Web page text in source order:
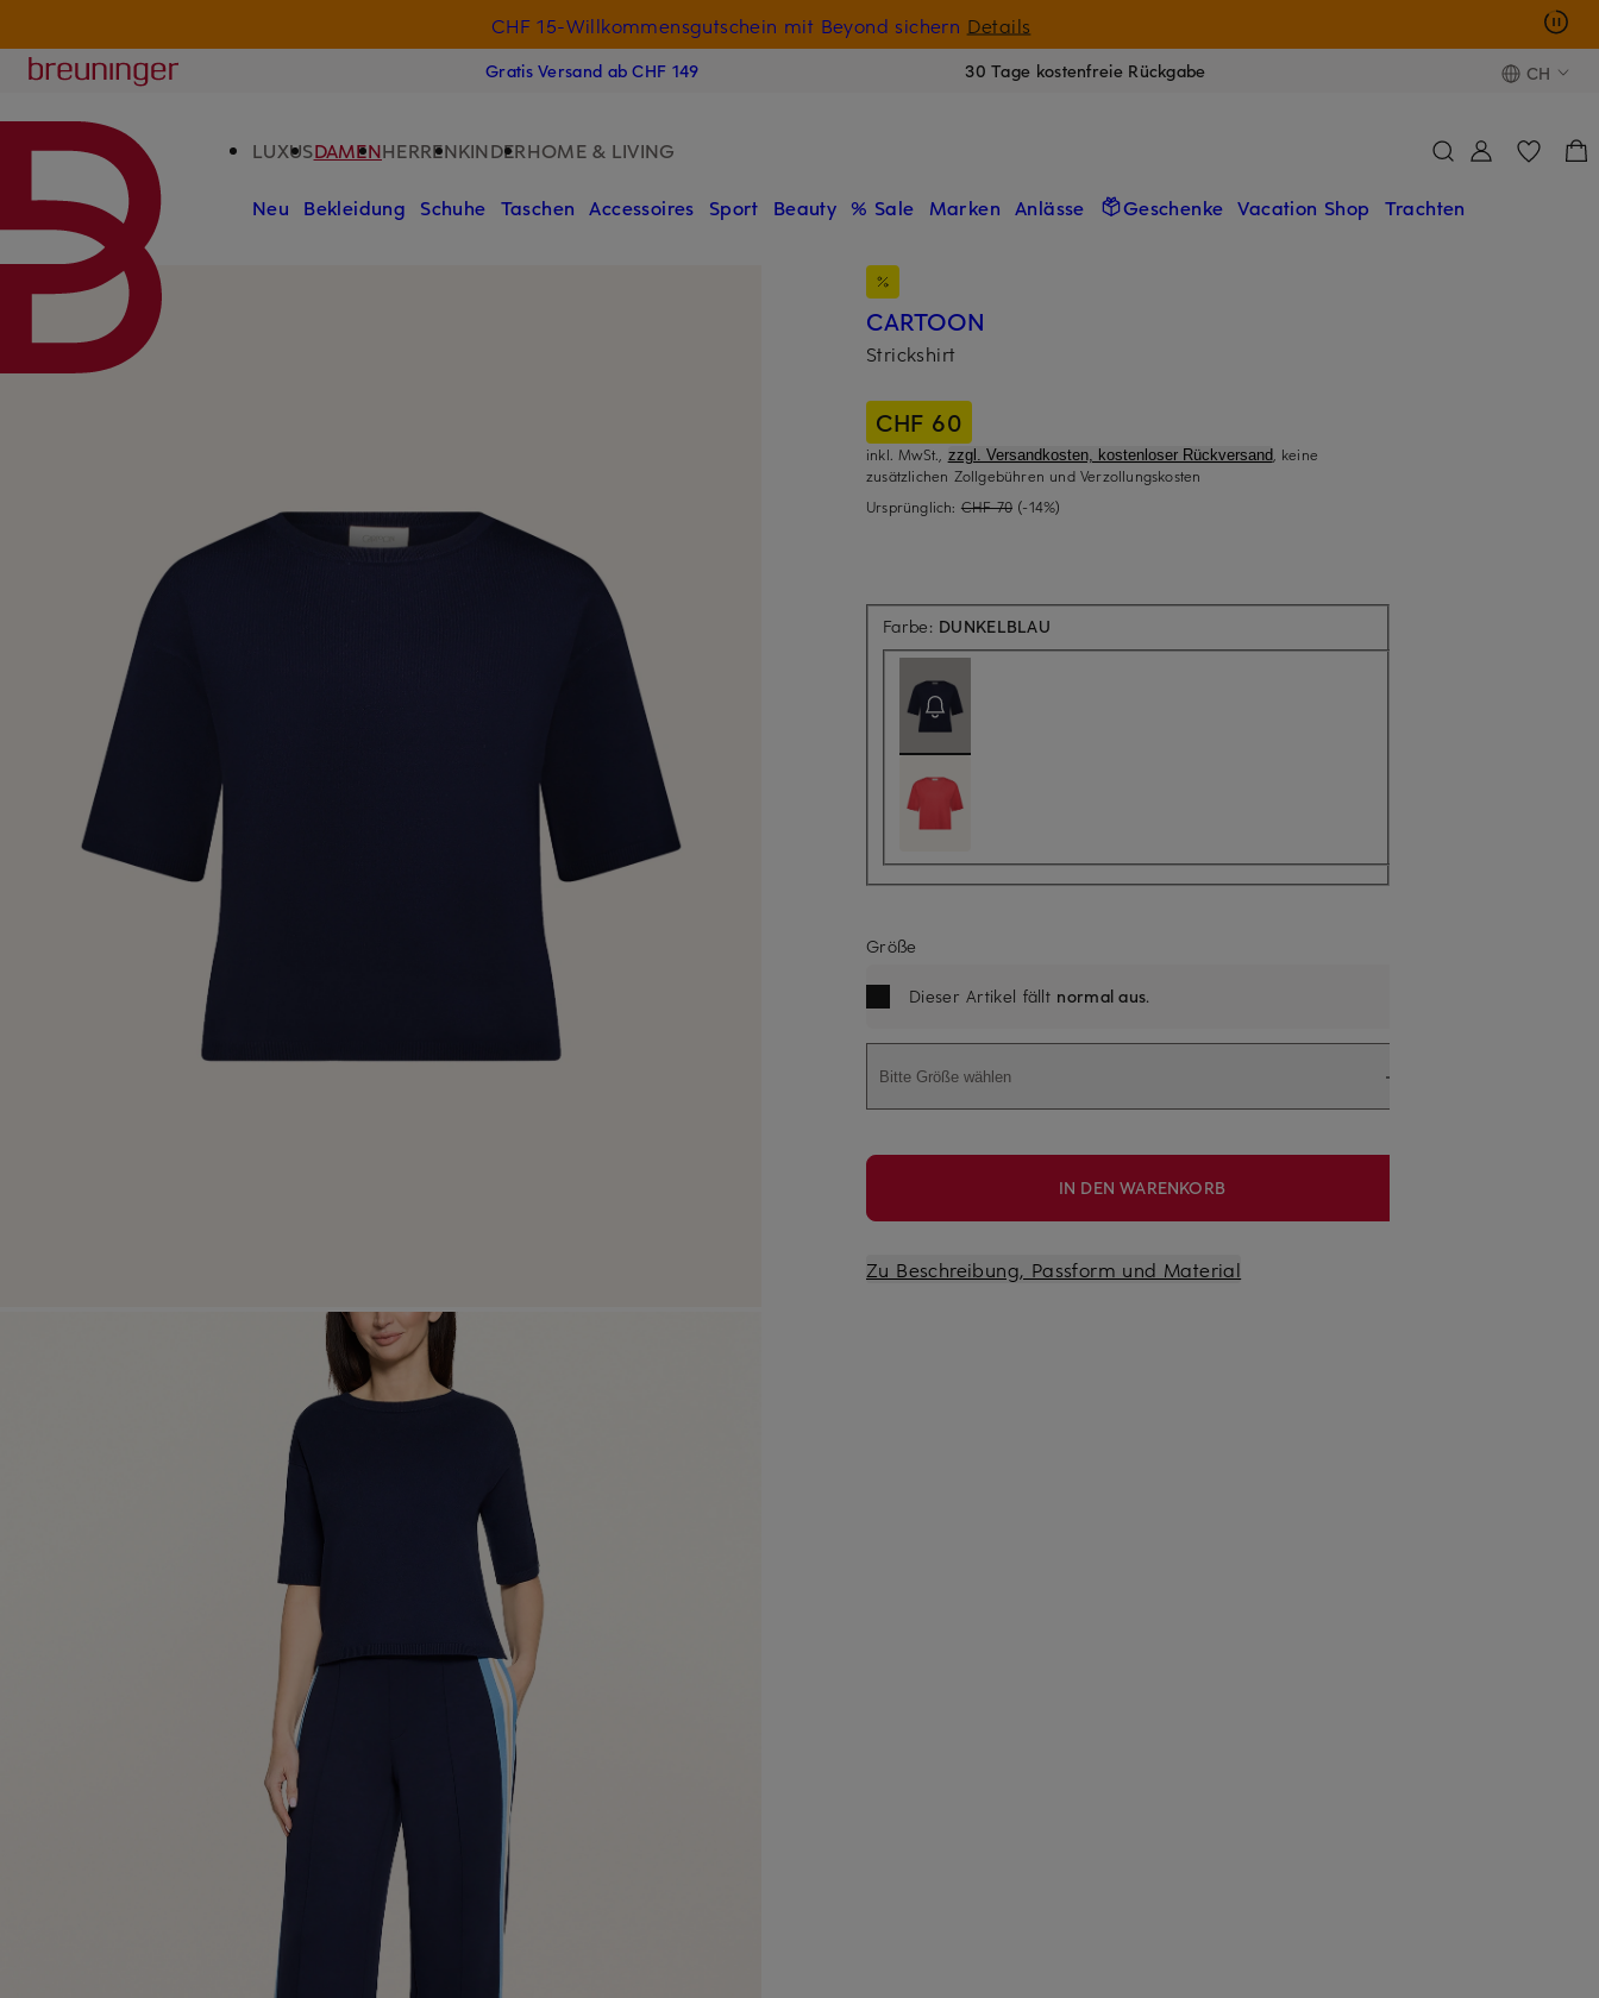
CHF 15-Willkommensgutschein mit Beyond sichern Details
Breuninger
Gratis Versand ab CHF 149 30 Tage kostenfreie Rückgabe CH
LUXUSDAMENHERRENKINDERHOME & LIVING
Neu Bekleidung Schuhe Taschen Accessoires Sport Beauty % Sale Marken Anlässe Geschenke Vacation Shop Trachten
CARTOON
Strickshirt
CHF 60
inkl. MwSt., zzgl. Versandkosten, kostenloser Rückversand, keine
zusätzlichen Zollgebühren und Verzollungskosten
Ursprünglich: CHF 70 (-14%)
Farbe: DUNKELBLAU
Größe
Dieser Artikel fällt normal aus.
Bitte Größe wählen
IN DEN WARENKORB
Zu Beschreibung, Passform und Material